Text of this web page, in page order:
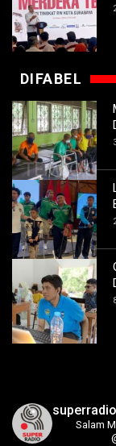
DIFABEL
Salam